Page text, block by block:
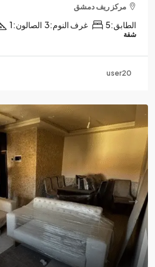
مركز ريف دمشق
الطابق:5 غرف النوم:3 الصالون:1
شقة
user20